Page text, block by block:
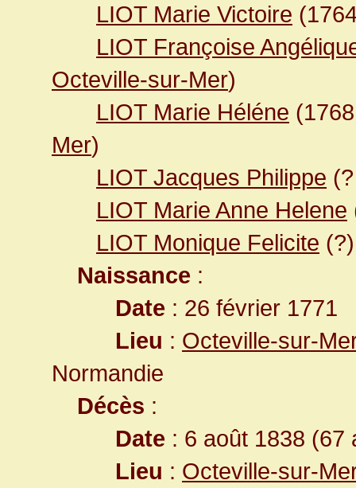
LIOT Marie Victoire
LIOT Françoise
Octeville-sur-Mer)
LIOT Marie Héléne
Mer)
LIOT Jacques Philippe
LIOT Marie Anne Helene
LIOT Monique Felicite (?)
Naissance :
Date : 26 février 1771
Lieu : Octeville-sur-
Normandie
Décès :
Date : 6 août 1838 (67
Lieu : Octeville-sur-